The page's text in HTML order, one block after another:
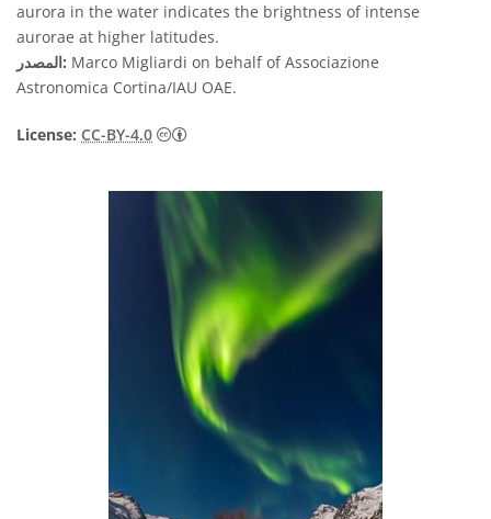
aurora in the water indicates the brightness of intense
aurorae at higher latitudes.
المصدر: Marco Migliardi on behalf of Associazione
Astronomica Cortina/IAU OAE.
License: CC-BY-4.0